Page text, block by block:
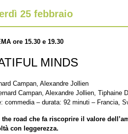
25 febbraio
ore 15.30 e 19.30
MINDS
Campan, Alexandre Jollien
Campan, Alexandre Jollien, Tiphaine
commedia – durata: 92 minuti – Francia,
the road che fa riscoprire il valore
con leggerezza.